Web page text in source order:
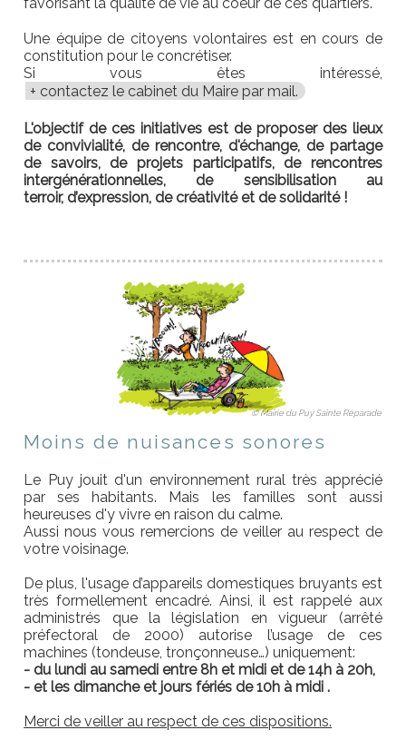
favorisant la qualité de vie au coeur de ces quartiers.
Une équipe de citoyens volontaires est en cours de
constitution pour le concrétiser.
Si vous êtes intéressé,
contactez le cabinet du Maire par mail.
L'objectif de ces initiatives est de proposer des lieux
de convivialité, de rencontre, d'échange, de partage
de savoirs, de projets participatifs, de rencontres
intergénérationnelles, de sensibilisation au
terroir, d’expression, de créativité et de solidarité !
© Mairie du Puy Sainte Réparade
Moins de nuisances sonores
Le Puy jouit d'un environnement rural très apprécié
par ses habitants. Mais les familles sont aussi
heureuses d'y vivre en raison du calme.
Aussi nous vous remercions de veiller au respect de
votre voisinage.
De plus, l'usage d’appareils domestiques bruyants est
très formellement encadré. Ainsi, il est rappelé aux
administrés que la législation en vigueur (arrêté
préfectoral de 2000) autorise l’usage de ces
machines (tondeuse, tronçonneuse…) uniquement:
- du lundi au samedi entre 8h et midi et de 14h à 20h,
- et les dimanche et jours fériés de 10h à midi .
Merci de veiller au respect de ces dispositions.